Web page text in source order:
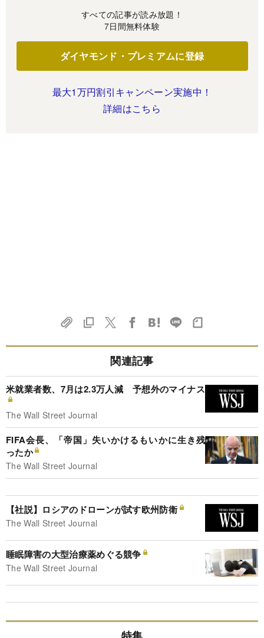
すべての記事が読み放題！
7日間無料体験
ダイヤモンド・プレミアムに登録
最大1万円割引キャンペーン実施中！
詳細はこちら
関連記事
米就業者数、7月は2.3万人減 予想外のマイナス
The Wall Street Journal
FIFA会長、「帝国」失いかけるもいかに生き残
ったか
The Wall Street Journal
【社説】ロシアのドローンが試す欧州防衛
The Wall Street Journal
睡眠障害の大型治療薬めぐる競争
The Wall Street Journal